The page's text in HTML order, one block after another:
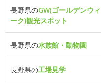
長野県のGW(ゴールデンウィ
ーク)観光スポット
長野県の水族館・動物園
長野県の工場見学